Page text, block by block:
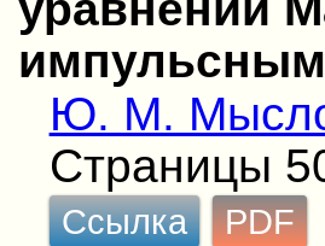
Ю. М.
Страницы
Ссылка PDF